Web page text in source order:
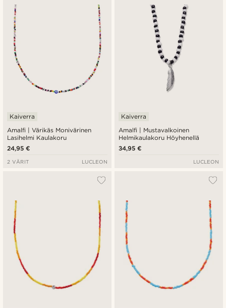
Amalfi | Värikäs Monivärinen
Lasihelmi Kaulakoru
Kaiverra
24,95 €
2 VÄRIT LUCLEON
Amalfi | Mustavalkoinen
Helmikaulakoru Höyhenellä
Kaiverra
34,95 €
LUCLEON